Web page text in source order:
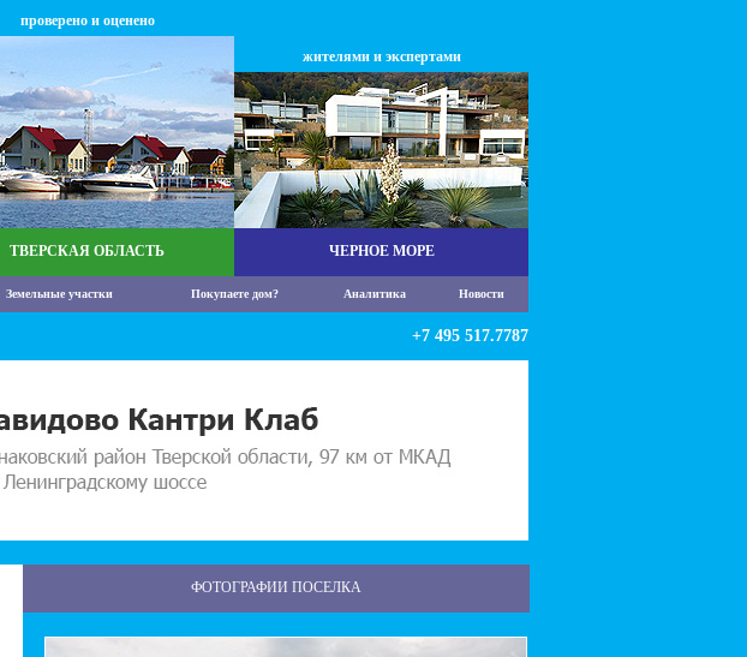
проверено и оценено
ТВЕРСКАЯ ОБЛАСТЬ
жителями и экспертами
ЧЕРНОЕ МОРЕ
Земельные участки Покупаете дом? Аналитика Новости
+7 495 517.7787
ФОТОГРАФИИ ПОСЕЛКА